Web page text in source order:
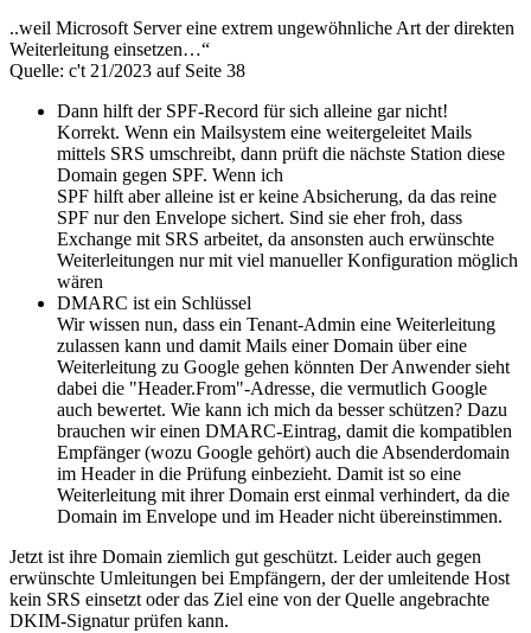
..weil Microsoft Server eine extrem ungewöhnliche Art der direkten
Weiterleitung einsetzen…“
Quelle: c't 21/2023 auf Seite 38
Dann hilft der SPF-Record für sich alleine gar nicht!
Korrekt. Wenn ein Mailsystem eine weitergeleitet Mails
mittels SRS umschreibt, dann prüft die nächste Station diese
Domain gegen SPF. Wenn ich
SPF hilft aber alleine ist er keine Absicherung, da das reine
SPF nur den Envelope sichert. Sind sie eher froh, dass
Exchange mit SRS arbeitet, da ansonsten auch erwünschte
Weiterleitungen nur mit viel manueller Konfiguration möglich
wären
DMARC ist ein Schlüssel
Wir wissen nun, dass ein Tenant-Admin eine Weiterleitung
zulassen kann und damit Mails einer Domain über eine
Weiterleitung zu Google gehen könnten Der Anwender sieht
dabei die "Header.From"-Adresse, die vermutlich Google
auch bewertet. Wie kann ich mich da besser schützen? Dazu
brauchen wir einen DMARC-Eintrag, damit die kompatiblen
Empfänger (wozu Google gehört) auch die Absenderdomain
im Header in die Prüfung einbezieht. Damit ist so eine
Weiterleitung mit ihrer Domain erst einmal verhindert, da die
Domain im Envelope und im Header nicht übereinstimmen.
Jetzt ist ihre Domain ziemlich gut geschützt. Leider auch gegen
erwünschte Umleitungen bei Empfängern, der der umleitende Host
kein SRS einsetzt oder das Ziel eine von der Quelle angebrachte
DKIM-Signatur prüfen kann.